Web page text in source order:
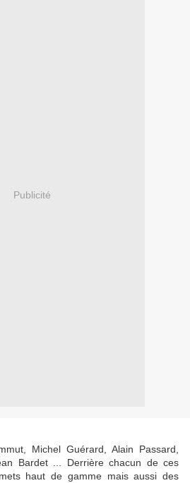
Publicité
Michel Guérard, Alain Passard,
Bardet ... Derrière chacun de ces
haut de gamme mais aussi des